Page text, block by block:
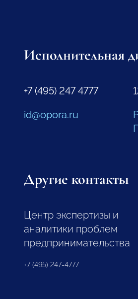
Исполнительная
+7 (495) 247 4777
id@opora.ru
Другие контакты
Центр экспертизы и
аналитики проблем
предпринимательства
+7 (495) 247-4777